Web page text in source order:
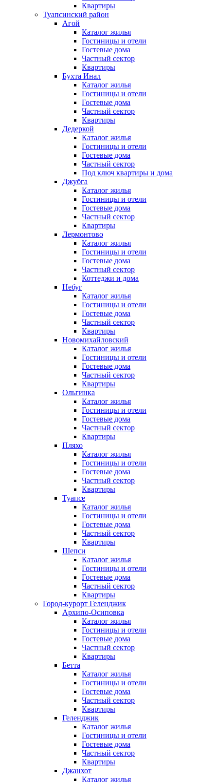
Квартиры
Туапсинский район
Агой
Каталог жилья
Гостиницы и отели
Гостевые дома
Частный сектор
Квартиры
Бухта Инал
Каталог жилья
Гостиницы и отели
Гостевые дома
Частный сектор
Квартиры
Дедеркой
Каталог жилья
Гостиницы и отели
Гостевые дома
Частный сектор
Под ключ квартиры и дома
Джубга
Каталог жилья
Гостиницы и отели
Гостевые дома
Частный сектор
Квартиры
Лермонтово
Каталог жилья
Гостиницы и отели
Гостевые дома
Частный сектор
Коттеджи и дома
Небуг
Каталог жилья
Гостиницы и отели
Гостевые дома
Частный сектор
Квартиры
Новомихайловский
Каталог жилья
Гостиницы и отели
Гостевые дома
Частный сектор
Квартиры
Ольгинка
Каталог жилья
Гостиницы и отели
Гостевые дома
Частный сектор
Квартиры
Пляхо
Каталог жилья
Гостиницы и отели
Гостевые дома
Частный сектор
Квартиры
Туапсе
Каталог жилья
Гостиницы и отели
Гостевые дома
Частный сектор
Квартиры
Шепси
Каталог жилья
Гостиницы и отели
Гостевые дома
Частный сектор
Квартиры
Город-курорт Геленджик
Архипо-Осиповка
Каталог жилья
Гостиницы и отели
Гостевые дома
Частный сектор
Квартиры
Бетта
Каталог жилья
Гостиницы и отели
Гостевые дома
Частный сектор
Квартиры
Геленджик
Каталог жилья
Гостиницы и отели
Гостевые дома
Частный сектор
Квартиры
Джанхот
Каталог жилья